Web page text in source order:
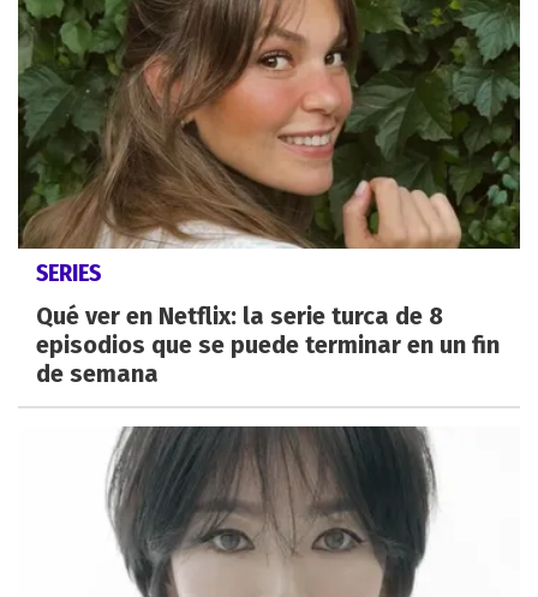
SERIES
Qué ver en Netflix: la serie turca de 8
episodios que se puede terminar en un fin
de semana